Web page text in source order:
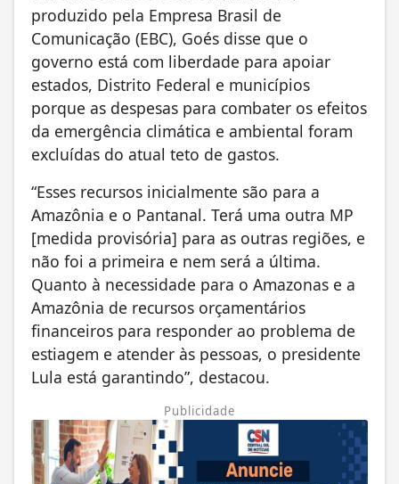
produzido pela Empresa Brasil de
Comunicação (EBC), Goés disse que o
governo está com liberdade para apoiar
estados, Distrito Federal e municípios
porque as despesas para combater os efeitos
da emergência climática e ambiental foram
excluídas do atual teto de gastos.
“Esses recursos inicialmente são para a
Amazônia e o Pantanal. Terá uma outra MP
[medida provisória] para as outras regiões, e
não foi a primeira e nem será a última.
Quanto à necessidade para o Amazonas e a
Amazônia de recursos orçamentários
financeiros para responder ao problema de
estiagem e atender às pessoas, o presidente
Lula está garantindo”, destacou.
Publicidade